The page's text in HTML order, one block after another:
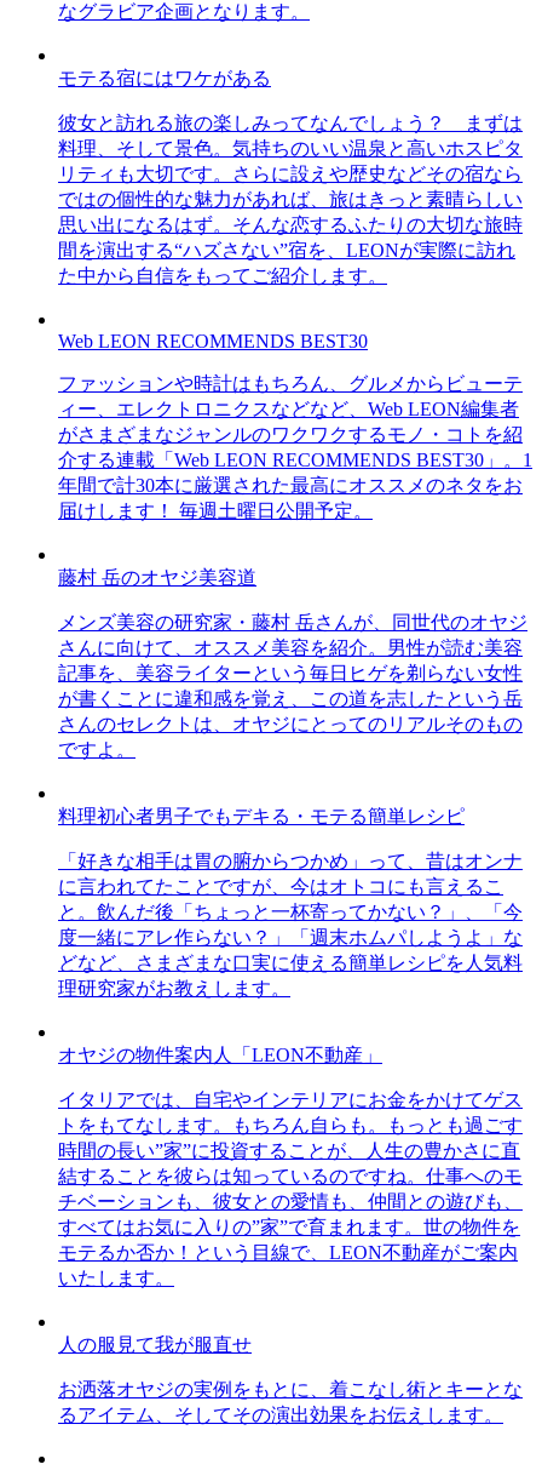
なグラビア企画となります。
モテる宿にはワケがある
彼女と訪れる旅の楽しみってなんでしょう？ まずは
料理、そして景色。気持ちのいい温泉と高いホスピタ
リティも大切です。さらに設えや歴史などその宿なら
ではの個性的な魅力があれば、旅はきっと素晴らしい
思い出になるはず。そんな恋するふたりの大切な旅時
間を演出する“ハズさない”宿を、LEONが実際に訪れ
た中から自信をもってご紹介します。
Web LEON RECOMMENDS BEST30
ファッションや時計はもちろん、グルメからビューテ
ィー、エレクトロニクスなどなど、Web LEON編集者
がさまざまなジャンルのワクワクするモノ・コトを紹
介する連載「Web LEON RECOMMENDS BEST30」。1
年間で計30本に厳選された最高にオススメのネタをお
届けします！ 毎週土曜日公開予定。
藤村 岳のオヤジ美容道
メンズ美容の研究家・藤村 岳さんが、同世代のオヤジ
さんに向けて、オススメ美容を紹介。男性が読む美容
記事を、美容ライターという毎日ヒゲを剃らない女性
が書くことに違和感を覚え、この道を志したという岳
さんのセレクトは、オヤジにとってのリアルそのもの
ですよ。
料理初心者男子でもデキる・モテる簡単レシピ
「好きな相手は胃の腑からつかめ」って、昔はオンナ
に言われてたことですが、今はオトコにも言えるこ
と。飲んだ後「ちょっと一杯寄ってかない？」、「今
度一緒にアレ作らない？」「週末ホムパしようよ」な
どなど、さまざまな口実に使える簡単レシピを人気料
理研究家がお教えします。
オヤジの物件案内人「LEON不動産」
イタリアでは、自宅やインテリアにお金をかけてゲス
トをもてなします。もちろん自らも。もっとも過ごす
時間の長い”家”に投資することが、人生の豊かさに直
結することを彼らは知っているのですね。仕事へのモ
チベーションも、彼女との愛情も、仲間との遊びも、
すべてはお気に入りの”家”で育まれます。世の物件を
モテるか否か！という目線で、LEON不動産がご案内
いたします。
人の服見て我が服直せ
お洒落オヤジの実例をもとに、着こなし術とキーとな
るアイテム、そしてその演出効果をお伝えします。